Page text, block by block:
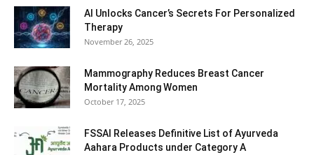
AI Unlocks Cancer’s Secrets For Personalized
Therapy
November 26, 2025
Mammography Reduces Breast Cancer
Mortality Among Women
October 17, 2025
FSSAI Releases Definitive List of Ayurveda
Aahara Products under Category A